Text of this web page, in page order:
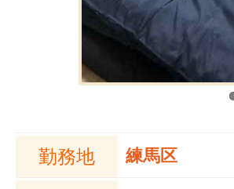
勤務地 練馬区